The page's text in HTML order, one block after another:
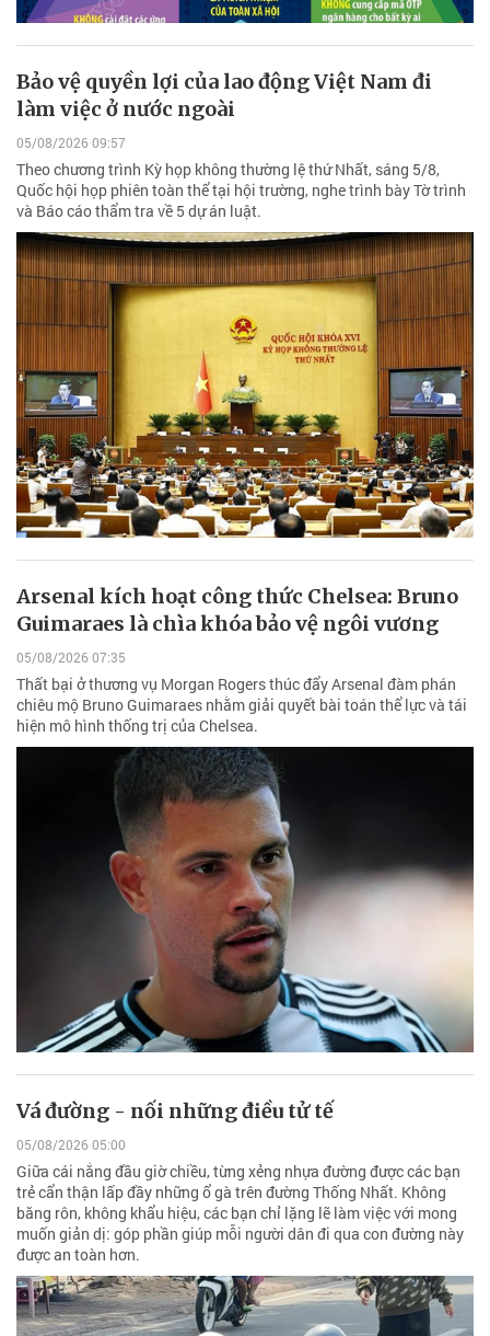
Bảo vệ quyền lợi của lao động Việt Nam đi
làm việc ở nước ngoài
05/08/2026 09:57
Theo chương trình Kỳ họp không thường lệ thứ Nhất, sáng 5/8,
Quốc hội họp phiên toàn thể tại hội trường, nghe trình bày Tờ trình
và Báo cáo thẩm tra về 5 dự án luật.
Arsenal kích hoạt công thức Chelsea: Bruno
Guimaraes là chìa khóa bảo vệ ngôi vương
05/08/2026 07:35
Thất bại ở thương vụ Morgan Rogers thúc đẩy Arsenal đàm phán
chiêu mộ Bruno Guimaraes nhằm giải quyết bài toán thể lực và tái
hiện mô hình thống trị của Chelsea.
Vá đường - nối những điều tử tế
05/08/2026 05:00
Giữa cái nắng đầu giờ chiều, từng xẻng nhựa đường được các bạn
trẻ cẩn thận lấp đầy những ổ gà trên đường Thống Nhất. Không
băng rôn, không khẩu hiệu, các bạn chỉ lặng lẽ làm việc với mong
muốn giản dị: góp phần giúp mỗi người dân đi qua con đường này
được an toàn hơn.